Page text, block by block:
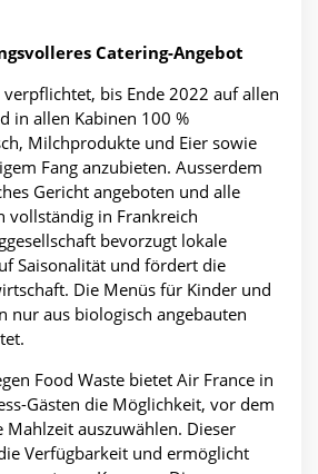
Catering-Angebot
bis Ende 2022 auf allen
in allen Kabinen 100 %
Milchprodukte und Eier sowie
Fang anzubieten. Ausserdem
Gericht angeboten und alle
vollständig in Frankreich
bevorzugt lokale
Saisonalität und fördert die
Die Menüs für Kinder und
nur aus biologisch angebauten
Food Waste bietet Air France in
Gästen die Möglichkeit, vor dem
auszuwählen. Dieser
Verfügbarkeit und ermöglicht